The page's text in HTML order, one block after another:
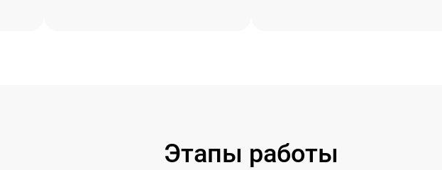
Этапы работы